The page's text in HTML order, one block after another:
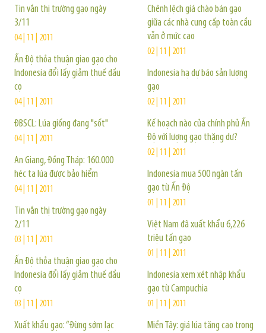
Tin vắn thị trường gạo ngày
3/11
04 | 11 | 2011
Ấn Độ thỏa thuận giao gạo cho
Indonesia đổi lấy giảm thuế dầu
cọ
04 | 11 | 2011
ĐBSCL: Lúa giống đang "sốt"
04 | 11 | 2011
An Giang, Đồng Tháp: 160.000
héc ta lúa được bảo hiểm
04 | 11 | 2011
Tin vắn thị trường gạo ngày
2/11
03 | 11 | 2011
Ấn Độ thỏa thuận giao gạo cho
Indonesia đổi lấy giảm thuế dầu
cọ
03 | 11 | 2011
Xuất khẩu gạo: “Đừng sớm lạc
Chênh lệch giá chào bán gạo
giữa các nhà cung cấp toàn cầu
vẫn ở mức cao
02 | 11 | 2011
Indonesia hạ dự báo sản lượng
gạo
02 | 11 | 2011
Kế hoạch nào của chính phủ Ấn
Độ với lượng gạo thặng dư?
02 | 11 | 2011
Indonesia mua 500 ngàn tấn
gạo từ Ấn Độ
01 | 11 | 2011
Việt Nam đã xuất khẩu 6,226
triệu tấn gạo
01 | 11 | 2011
Indonesia xem xét nhập khẩu
gạo từ Campuchia
01 | 11 | 2011
Miền Tây: giá lúa tăng cao trong